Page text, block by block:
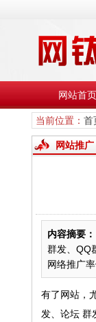
网站首页
当前位置： 首
网站推广
内容摘要：
群发、QQ
网络推广
有了网站，
发、论坛 群